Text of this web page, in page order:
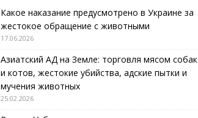
Какое наказание предусмотрено в Украине за
жестокое обращение с животными
17.06.2026
Азиатский АД на Земле: торговля мясом собак
и котов, жестокие убийства, адские пытки и
мучения животных
25.02.2026